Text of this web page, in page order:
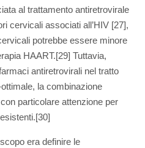
al trattamento antiretrovirale
cervicali associati all’HIV [27],
potrebbe essere minore
HAART.[29] Tuttavia,
antiretrovirali nel tratto
la combinazione
particolare attenzione per
era definire le